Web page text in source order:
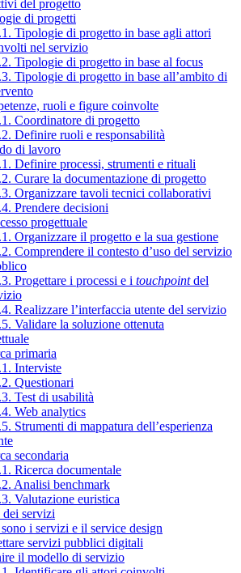
del progetto
di progetti
Tipologie di progetto in base agli attori
nel servizio
Tipologie di progetto in base al focus
Tipologie di progetto in base all’ambito di
ruoli e figure coinvolte
Coordinatore di progetto
Definire ruoli e responsabilità
di lavoro
Definire processi, strumenti e rituali
Curare la documentazione di progetto
Organizzare tavoli tecnici collaborativi
Prendere decisioni
progettuale
Organizzare il progetto e la sua gestione
Comprendere il contesto d’uso del servizio
Progettare i processi e i touchpointdel
Realizzare l’interfaccia utente del servizio
Validare la soluzione ottenuta
primaria
Interviste
Questionari
Test di usabilità
Web analytics
Strumenti di mappatura dell’esperienza
secondaria
Ricerca documentale
Analisi benchmark
Valutazione euristica
dei servizi
i servizi e il service design
servizi pubblici digitali
il modello di servizio